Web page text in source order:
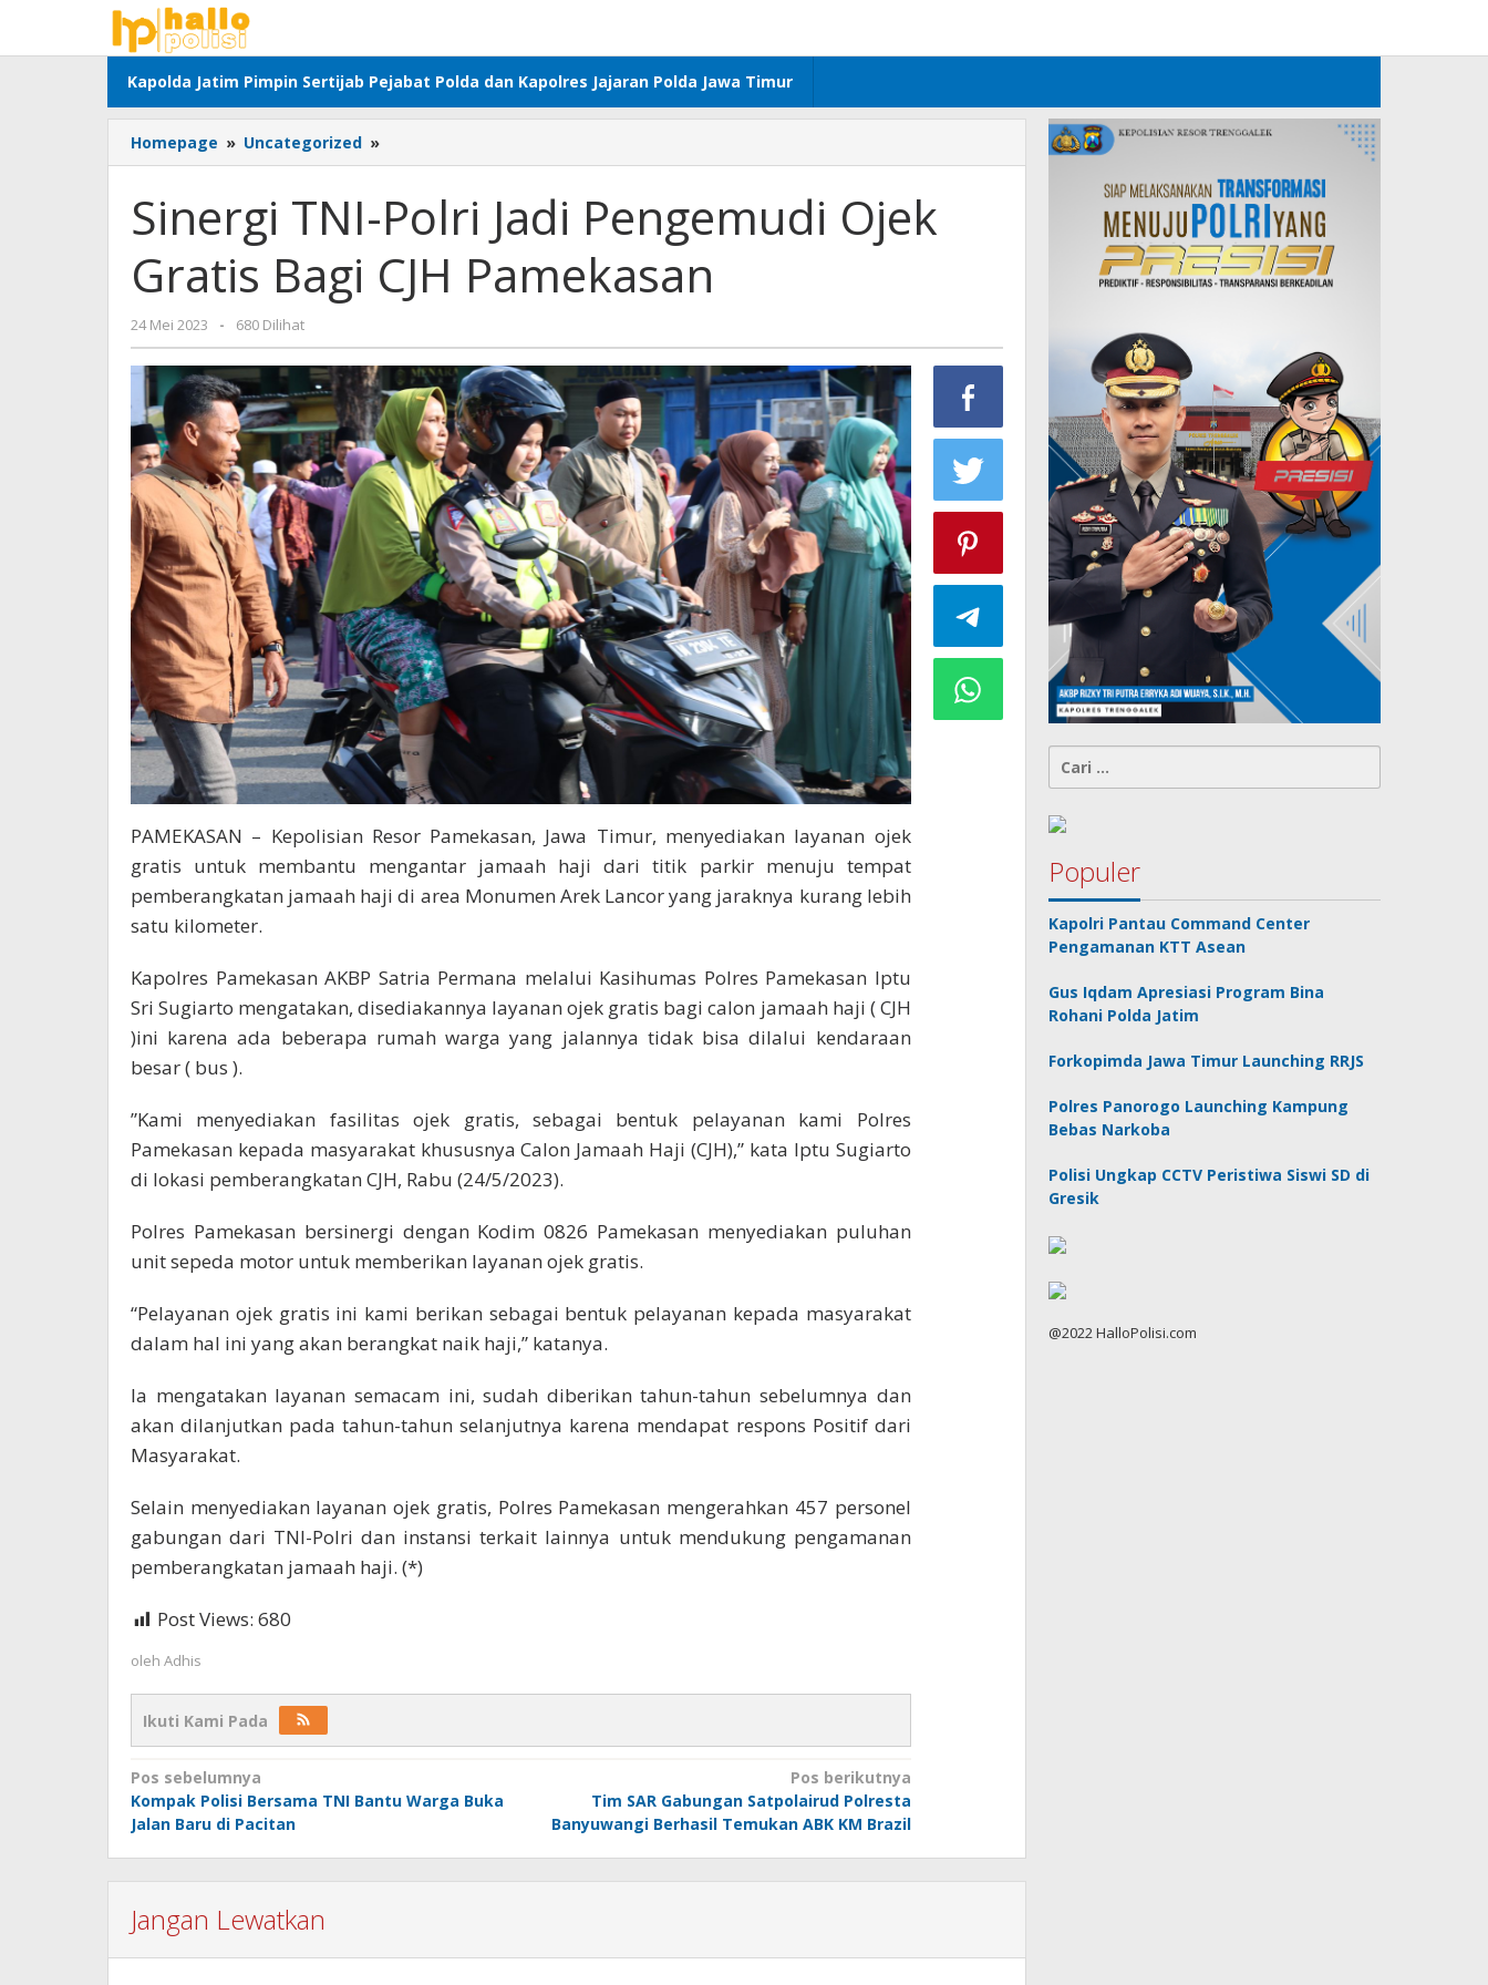
konten
Kapolda Jatim Pimpin Sertijab Pejabat Polda dan Kapolres Jajaran Polda Jawa Timur
Homepage » Uncategorized »
TNI-
Jadi
Pengemudi
Ojek
Gratis
Bagi
Pamekasan
Sinergi TNI-Polri Jadi Pengemudi Ojek
Gratis Bagi CJH Pamekasan
24 Mei 2023
oleh
Adhis
- 680 Dilihat
PAMEKASAN – Kepolisian Resor Pamekasan, Jawa Timur, menyediakan layanan ojek
gratis untuk membantu mengantar jamaah haji dari titik parkir menuju tempat
pemberangkatan jamaah haji di area Monumen Arek Lancor yang jaraknya kurang lebih
satu kilometer.
Kapolres Pamekasan AKBP Satria Permana melalui Kasihumas Polres Pamekasan Iptu
Sri Sugiarto mengatakan, disediakannya layanan ojek gratis bagi calon jamaah haji ( CJH
)ini karena ada beberapa rumah warga yang jalannya tidak bisa dilalui kendaraan
besar ( bus ).
”Kami menyediakan fasilitas ojek gratis, sebagai bentuk pelayanan kami Polres
Pamekasan kepada masyarakat khususnya Calon Jamaah Haji (CJH),” kata Iptu Sugiarto
di lokasi pemberangkatan CJH, Rabu (24/5/2023).
Polres Pamekasan bersinergi dengan Kodim 0826 Pamekasan menyediakan puluhan
unit sepeda motor untuk memberikan layanan ojek gratis.
“Pelayanan ojek gratis ini kami berikan sebagai bentuk pelayanan kepada masyarakat
dalam hal ini yang akan berangkat naik haji,” katanya.
Ia mengatakan layanan semacam ini, sudah diberikan tahun-tahun sebelumnya dan
akan dilanjutkan pada tahun-tahun selanjutnya karena mendapat respons Positif dari
Masyarakat.
Selain menyediakan layanan ojek gratis, Polres Pamekasan mengerahkan 457 personel
gabungan dari TNI-Polri dan instansi terkait lainnya untuk mendukung pengamanan
pemberangkatan jamaah haji. (*)
Post Views: 680
oleh Adhis
Ikuti Kami Pada
Navigasi
pos
Pos sebelumnya
Kompak Polisi Bersama TNI Bantu Warga Buka
Jalan Baru di Pacitan
Pos berikutnya
Tim SAR Gabungan Satpolairud Polresta
Banyuwangi Berhasil Temukan ABK KM Brazil
Jangan Lewatkan
untuk:
Populer
Kapolri Pantau Command Center
Pengamanan KTT Asean
Gus Iqdam Apresiasi Program Bina
Rohani Polda Jatim
Forkopimda Jawa Timur Launching RRJS
Polres Panorogo Launching Kampung
Bebas Narkoba
Polisi Ungkap CCTV Peristiwa Siswi SD di
Gresik
@2022 HalloPolisi.com